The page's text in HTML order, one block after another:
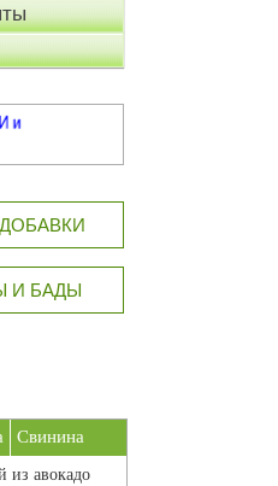
И БАДЫ
Свинина
из авокадо